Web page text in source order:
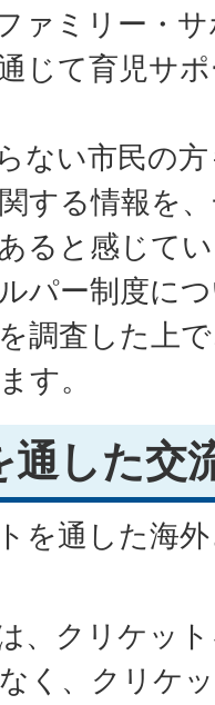
ァミリー・
じて育児サ
ない市民の
する情報を
ると感じて
パー制度に
調査した上
す。
通した交
を通した海
、クリケッ
く、クリケ